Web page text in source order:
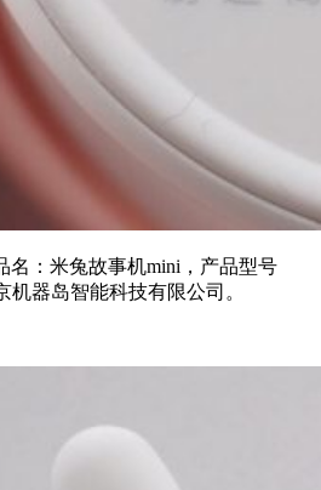
名：米兔故事机mini，产品型号
机器岛智能科技有限公司。